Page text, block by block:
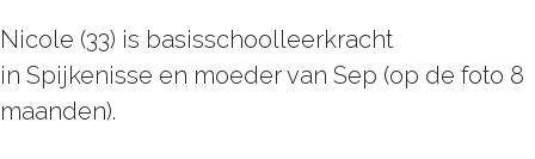
Nicole (33) is basisschoolleerkracht
in Spijkenisse en moeder van Sep (op de foto 8
maanden).